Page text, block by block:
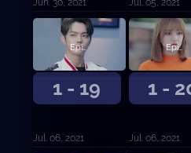
Jun. 30, 2021 Jul. 05, 2021
1 - 19
Episodio 19
Jul. 06, 2021
1 -
Episodio 20
Jul. 06, 2021